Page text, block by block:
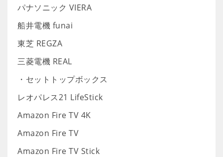
パナソニック VIERA
船井電機 funai
東芝 REGZA
三菱電機 REAL
・セットトップボックス
レオパレス21 LifeStick
Amazon Fire TV 4K
Amazon Fire TV
Amazon Fire TV Stick